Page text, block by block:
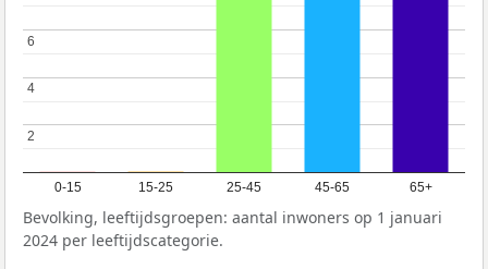
0-15 15-25 25-45 45-65 65+
2
2
4
4
6
6
Bevolking, leeftijdsgroepen: aantal inwoners op 1 januari
2024 per leeftijdscategorie.